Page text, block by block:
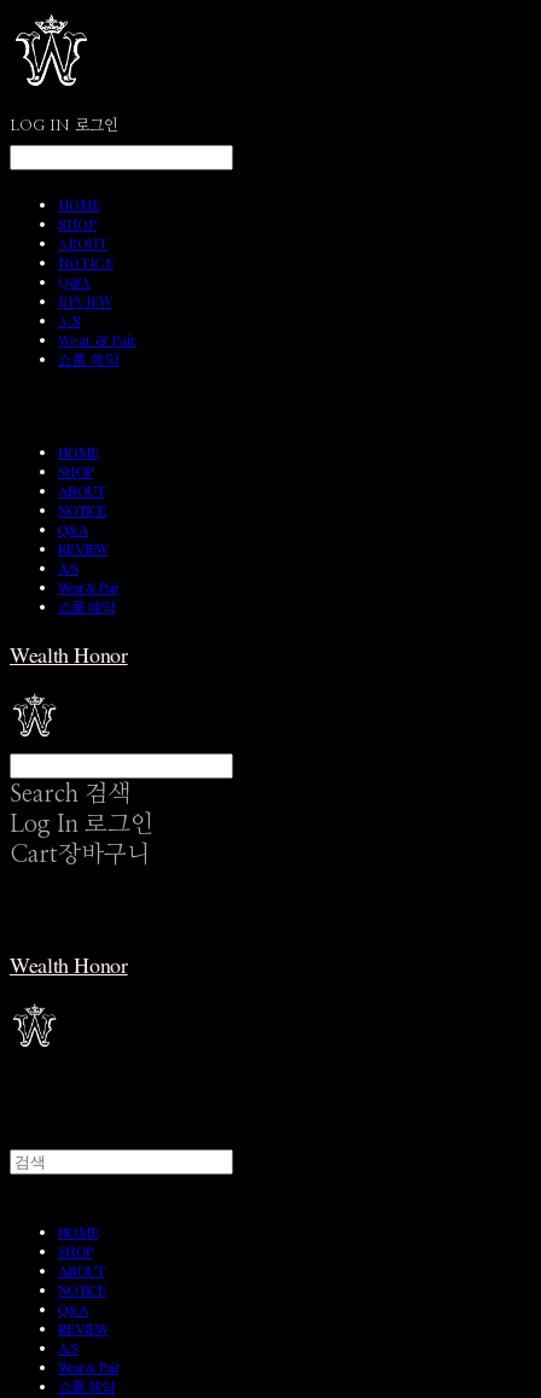
LOG IN 로그인
HOME
SHOP
ABOUT
NOTICE
Q&A
REVIEW
A/S
Wear & Pair
쇼룸 예약
HOME
SHOP
ABOUT
NOTICE
Q&A
REVIEW
A/S
Wear & Pair
쇼룸 예약
Wealth Honor
Search 검색
Log In 로그인
Cart장바구니
Wealth Honor
HOME
SHOP
ABOUT
NOTICE
Q&A
REVIEW
A/S
Wear & Pair
쇼룸 예약